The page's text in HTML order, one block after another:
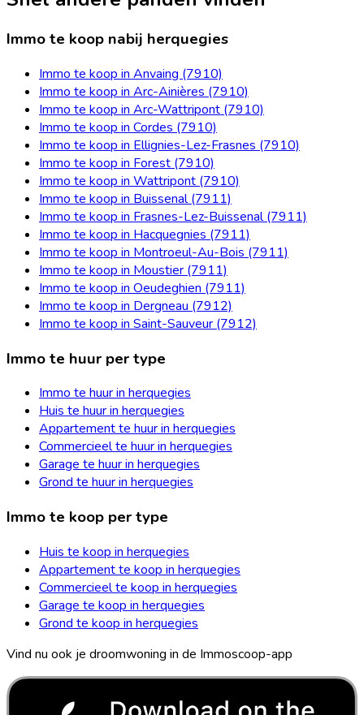
Immo te koop nabij herquegies
Immo te koop in Anvaing (7910)
Immo te koop in Arc-Ainières (7910)
Immo te koop in Arc-Wattripont (7910)
Immo te koop in Cordes (7910)
Immo te koop in Ellignies-Lez-Frasnes (7910)
Immo te koop in Forest (7910)
Immo te koop in Wattripont (7910)
Immo te koop in Buissenal (7911)
Immo te koop in Frasnes-Lez-Buissenal (7911)
Immo te koop in Hacquegnies (7911)
Immo te koop in Montroeul-Au-Bois (7911)
Immo te koop in Moustier (7911)
Immo te koop in Oeudeghien (7911)
Immo te koop in Dergneau (7912)
Immo te koop in Saint-Sauveur (7912)
Immo te huur per type
Immo te huur in herquegies
Huis te huur in herquegies
Appartement te huur in herquegies
Commercieel te huur in herquegies
Garage te huur in herquegies
Grond te huur in herquegies
Immo te koop per type
Huis te koop in herquegies
Appartement te koop in herquegies
Commercieel te koop in herquegies
Garage te koop in herquegies
Grond te koop in herquegies
Vind nu ook je droomwoning in de Immoscoop-app